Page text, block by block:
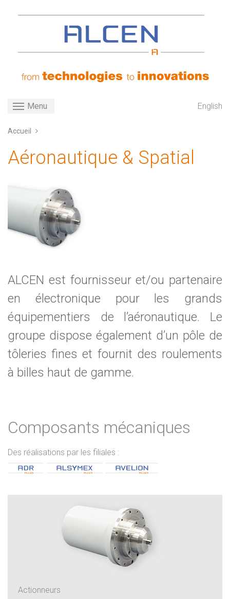
principal
Toggle navigation
Menu English
Accueil
Aéronautique & Spatial
ALCEN est fournisseur et/ou partenaire
en électronique pour les grands
équipementiers de l’aéronautique. Le
groupe dispose également d’un pôle de
tôleries fines et fournit des roulements
à billes haut de gamme.
Composants mécaniques
Des réalisations par les filiales :
Actionneurs